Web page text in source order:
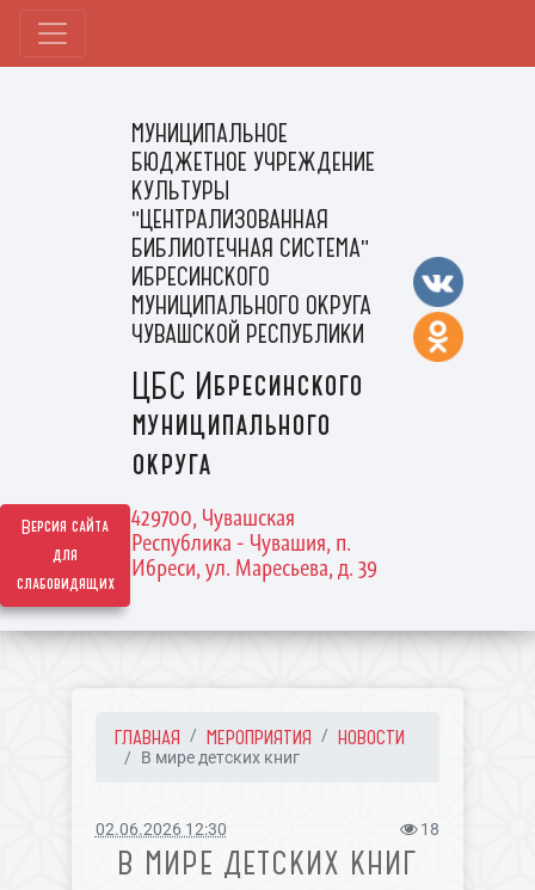
Версия сайта
для
слабовидящих
МУНИЦИПАЛЬНОЕ
БЮДЖЕТНОЕ УЧРЕЖДЕНИЕ
КУЛЬТУРЫ
"ЦЕНТРАЛИЗОВАННАЯ
БИБЛИОТЕЧНАЯ СИСТЕМА"
ИБРЕСИНСКОГО
МУНИЦИПАЛЬНОГО ОКРУГА
ЧУВАШСКОЙ РЕСПУБЛИКИ
ЦБС Ибресинского
муниципального
округа
429700, Чувашская
Республика - Чувашия, п.
Ибреси, ул. Маресьева, д. 39
ГЛАВНАЯ МЕРОПРИЯТИЯ НОВОСТИ
В мире детских книг
02.06.2026 12:30 18
В МИРЕ ДЕТСКИХ КНИГ